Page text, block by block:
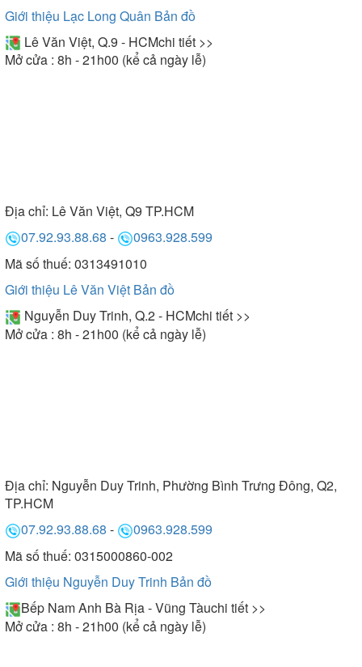
Giới thiệu Lạc Long Quân Bản đồ
Lê Văn Việt, Q.9 - HCMchi tiết >>
Mở cửa : 8h - 21h00 (kể cả ngày lễ)
Địa chỉ: Lê Văn Việt, Q9 TP.HCM
07.92.93.88.68 -
0963.928.599
Mã số thuế: 0313491010
Giới thiệu Lê Văn Việt Bản đồ
Nguyễn Duy Trinh, Q.2 - HCMchi tiết >>
Mở cửa : 8h - 21h00 (kể cả ngày lễ)
Địa chỉ: Nguyễn Duy Trinh, Phường Bình Trưng Đông, Q2,
TP.HCM
07.92.93.88.68 -
0963.928.599
Mã số thuế: 0315000860-002
Giới thiệu Nguyễn Duy Trinh Bản đồ
Bếp Nam Anh Bà Rịa - Vũng Tàuchi tiết >>
Mở cửa : 8h - 21h00 (kể cả ngày lễ)